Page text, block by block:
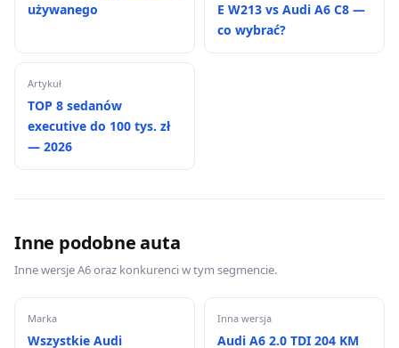
używanego
E W213 vs Audi A6 C8 —
co wybrać?
Artykuł
TOP 8 sedanów
executive do 100 tys. zł
— 2026
Inne podobne auta
Inne wersje A6 oraz konkurenci w tym segmencie.
Marka
Wszystkie Audi
Inna wersja
Audi A6 2.0 TDI 204 KM